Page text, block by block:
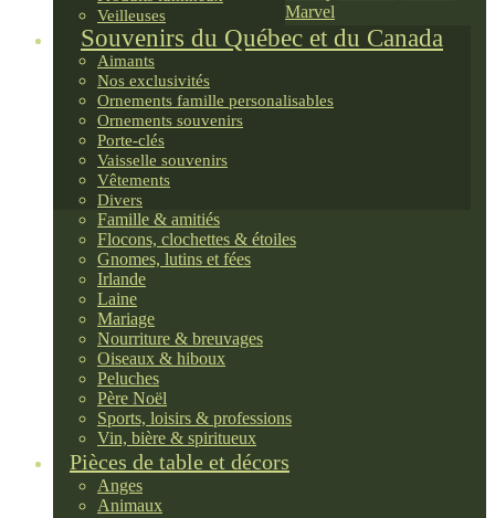
Veilleuses
Souvenirs du Québec et du Canada
Aimants
Nos exclusivités
Ornements famille personalisables
Ornements souvenirs
Porte-clés
Vaisselle souvenirs
Vêtements
Divers
Marvel
Famille & amitiés
Flocons, clochettes & étoiles
Gnomes, lutins et fées
Irlande
Laine
Mariage
Nourriture & breuvages
Oiseaux & hiboux
Peluches
Père Noël
Sports, loisirs & professions
Vin, bière & spiritueux
Pièces de table et décors
Anges
Animaux